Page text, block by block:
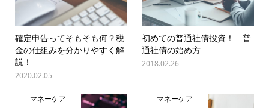
確定申告ってそもそも何？税
金の仕組みを分かりやすく解
説！
2020.02.05
初めての普通社債投資！ 普
通社債の始め方
2018.02.26
マネーケア マネーケア